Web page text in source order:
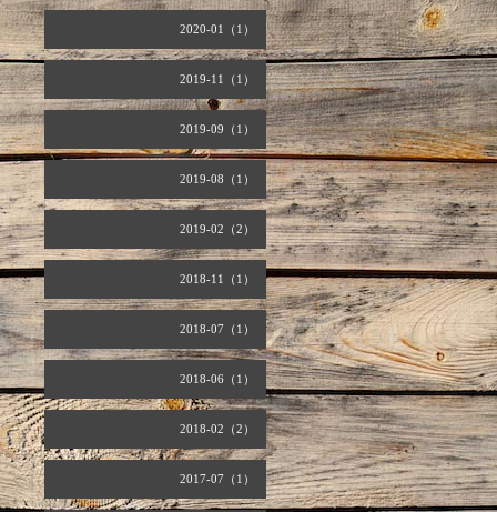
2020-01（1）
2019-11（1）
2019-09（1）
2019-08（1）
2019-02（2）
2018-11（1）
2018-07（1）
2018-06（1）
2018-02（2）
2017-07（1）